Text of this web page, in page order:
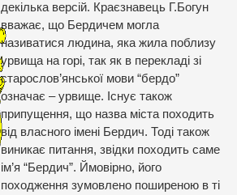
декілька версій. Краєзнавець Г.Богун
вважає, що Бердичем могла
називатися людина, яка жила поблизу
урвища на горі, так як в перекладі зі
старослов’янської мови “бердо”
означає – урвище. Існує також
припущення, що назва міста походить
від власного імені Бердич. Тоді також
виникає питання, звідки походить саме
ім’я “Бердич”. Ймовірно, його
походження зумовлено поширеною в ті